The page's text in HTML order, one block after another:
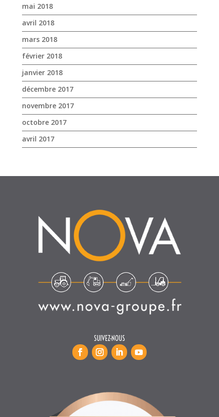
mai 2018
avril 2018
mars 2018
février 2018
janvier 2018
décembre 2017
novembre 2017
octobre 2017
avril 2017
SUIVEZ-NOUS